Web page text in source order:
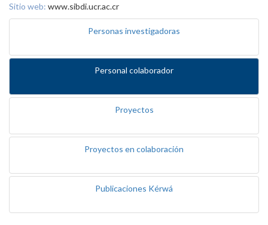
Sitio web: www.sibdi.ucr.ac.cr
Personas investigadoras
Personal colaborador
Proyectos
Proyectos en colaboración
Publicaciones Kérwá